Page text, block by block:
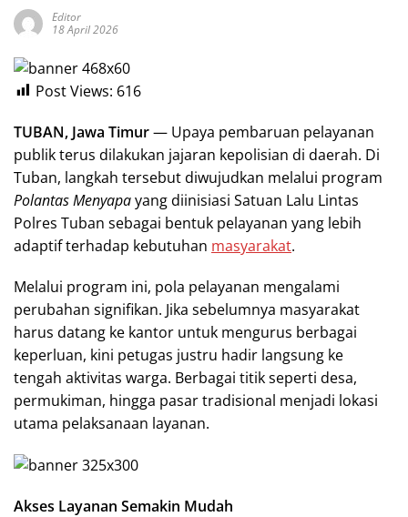
Editor
18 April 2026
Post Views: 616
TUBAN, Jawa Timur— Upaya pembaruan pelayanan
publik terus dilakukan jajaran kepolisian di daerah. Di
Tuban, langkah tersebut diwujudkan melalui program
Polantas Menyapayang diinisiasi Satuan Lalu Lintas
Polres Tuban sebagai bentuk pelayanan yang lebih
adaptif terhadap kebutuhan masyarakat.
Melalui program ini, pola pelayanan mengalami
perubahan signifikan. Jika sebelumnya masyarakat
harus datang ke kantor untuk mengurus berbagai
keperluan, kini petugas justru hadir langsung ke
tengah aktivitas warga. Berbagai titik seperti desa,
permukiman, hingga pasar tradisional menjadi lokasi
utama pelaksanaan layanan.
Akses Layanan Semakin Mudah